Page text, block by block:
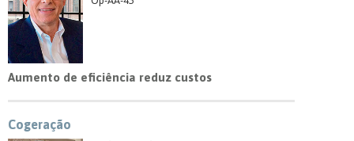
Aumento de eficiência reduz custos
Cogeração